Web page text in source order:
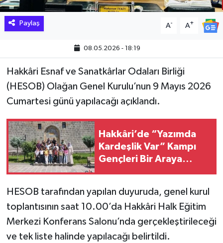
Paylaş A- A+
08.05.2026 - 18:19
Hakkâri Esnaf ve Sanatkârlar Odaları Birliği
(HESOB) Olağan Genel Kurulu’nun 9 Mayıs 2026
Cumartesi günü yapılacağı açıklandı.
Hakkâri’de “Yazımda
Kardeşlik Var” Kampı
Gençleri Bir Araya
HESOB tarafından yapılan duyuruda, genel kurul
toplantısının saat 10.00’da Hakkâri Halk Eğitim
Merkezi Konferans Salonu’nda gerçekleştirileceği
ve tek liste halinde yapılacağı belirtildi.
KÜLTÜR SANAT
MAKALE
POLİTİKA
REKLAM
SAĞLIK
SİYASET
TARİH